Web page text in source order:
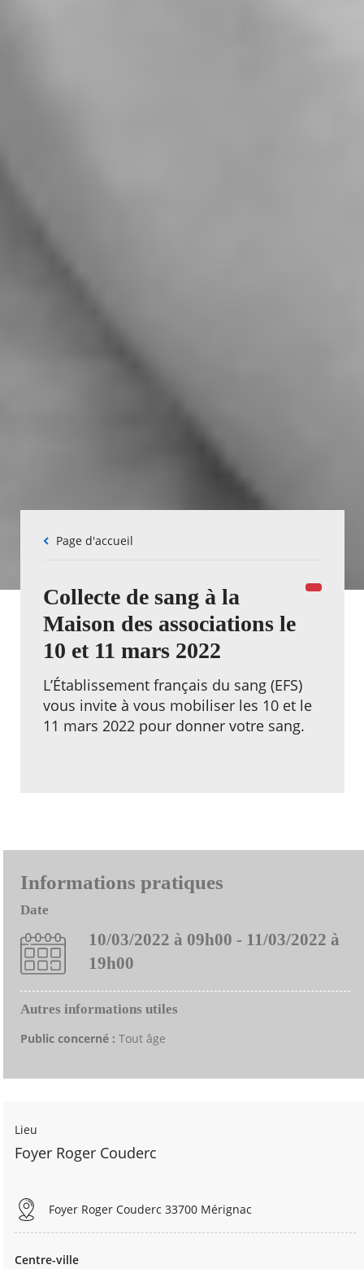
Fil
Page d'accueil
Collecte de sang à la
Maison des associations le
10 et 11 mars 2022
L’Établissement français du sang (EFS)
vous invite à vous mobiliser les 10 et le
11 mars 2022 pour donner votre sang.
Informations pratiques
Date
10/03/2022 à 09h00 - 11/03/2022 à
19h00
Autres informations utiles
Public concerné : Tout âge
Lieu
Foyer Roger Couderc
Foyer Roger Couderc 33700 Mérignac
Centre-ville